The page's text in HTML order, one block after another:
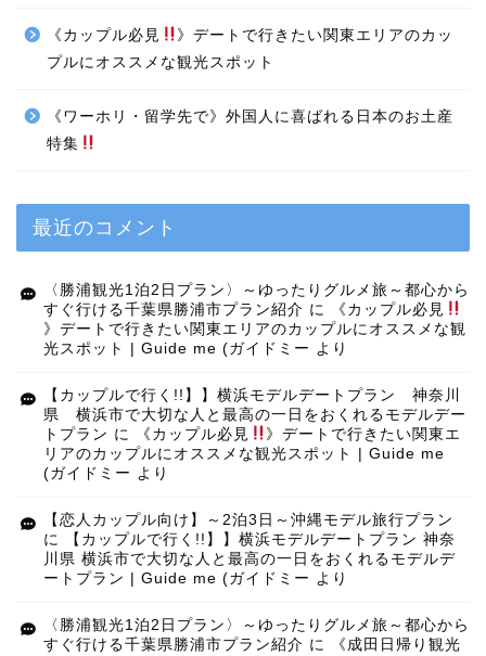
《カップル必見
》デートで行きたい関東エリアのカッ
プルにオススメな観光スポット
《ワーホリ・留学先で》外国人に喜ばれる日本のお土産
特集
最近のコメント
〈勝浦観光1泊2日プラン〉～ゆったりグルメ旅～都心から
すぐ行ける千葉県勝浦市プラン紹介 に
《カップル必見
》デートで行きたい関東エリアのカップルにオススメな観
光スポット | Guide me (ガイドミー より
【カップルで行く!!】】横浜モデルデートプラン 神奈川
県 横浜市で大切な人と最高の一日をおくれるモデルデー
トプラン に 《カップル必見
》デートで行きたい関東エ
リアのカップルにオススメな観光スポット | Guide me
(ガイドミー より
【恋人カップル向け】～2泊3日～沖縄モデル旅行プラン
に
【カップルで行く!!】】横浜モデルデートプラン 神奈
川県 横浜市で大切な人と最高の一日をおくれるモデルデ
ートプラン | Guide me (ガイドミー より
〈勝浦観光1泊2日プラン〉～ゆったりグルメ旅～都心から
すぐ行ける千葉県勝浦市プラン紹介 に
《成田日帰り観光